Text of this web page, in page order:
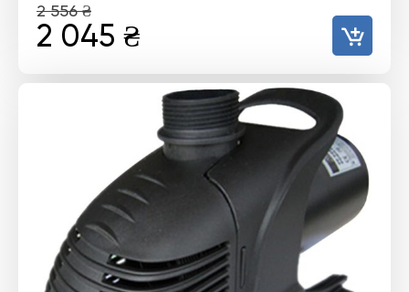
2 556₴
Первоначальная
цена
составляла
556 ₴.
2 045 ₴
цена:
045 ₴.